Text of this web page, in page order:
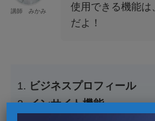
講師 みかみ
使用できる機能は
だよ！
ビジネスプロフィール
インサイト機能